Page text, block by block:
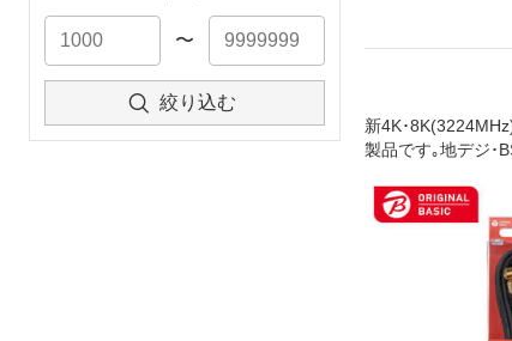
〜
絞り込む
新4K･
製品です｡地デジ･
ます｡壁面のテレビ
コーダー､テレビ
ンなどの接続に最